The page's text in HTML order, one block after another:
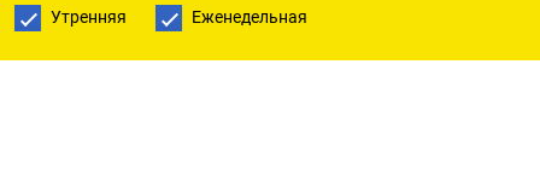
Утренняя Еженедельная